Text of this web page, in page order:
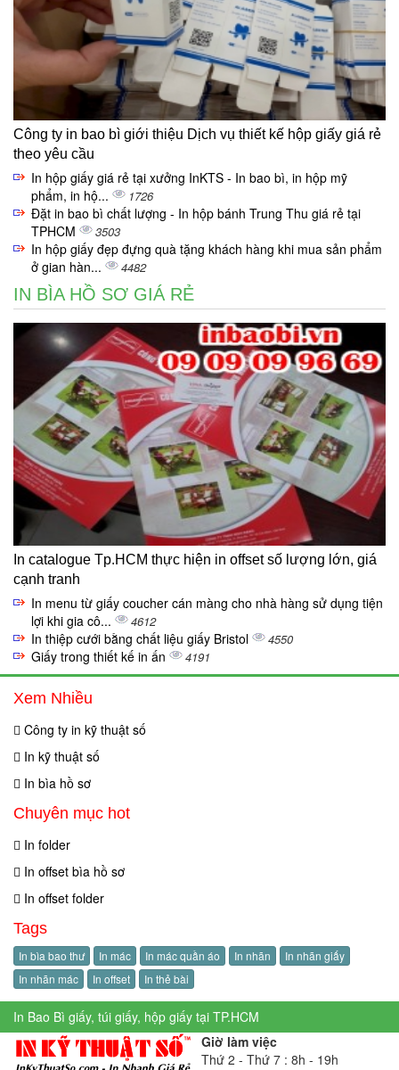
Công ty in bao bì giới thiệu Dịch vụ thiết kế hộp giấy giá rẻ
theo yêu cầu
In hộp giấy giá rẻ tại xưởng InKTS - In bao bì, in hộp mỹ
phẩm, in hộ...
1726
Đặt in bao bì chất lượng - In hộp bánh Trung Thu giá rẻ tại
TPHCM
3503
In hộp giấy đẹp đựng quà tặng khách hàng khi mua sản phẩm
ở gian hàn...
4482
IN BÌA HỒ SƠ GIÁ RẺ
In catalogue Tp.HCM thực hiện in offset số lượng lớn, giá
cạnh tranh
In menu từ giấy coucher cán màng cho nhà hàng sử dụng tiện
lợi khi gia cô...
4612
In thiệp cưới bằng chất liệu giấy Bristol 4550
Giấy trong thiết kế in ấn 4191
Xem Nhiều
Công ty in kỹ thuật số
In kỹ thuật số
In bìa hồ sơ
Chuyên mục hot
In folder
In offset bìa hồ sơ
In offset folder
Tags
In bìa bao thư In mác In mác quần áo In nhãn
In nhãn giấy
In nhãn mác
In offset In thẻ bài
In Bao Bì giấy, túi giấy, hộp giấy tại TP.HCM
Giờ làm việc
Thứ 2 - Thứ 7 : 8h - 19h